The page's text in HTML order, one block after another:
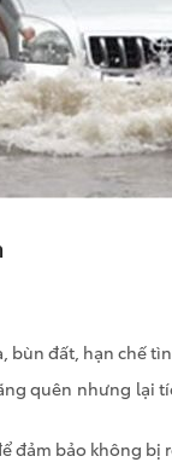
bùn đất, hạn chế
quên nhưng lại
đảm bảo không bị